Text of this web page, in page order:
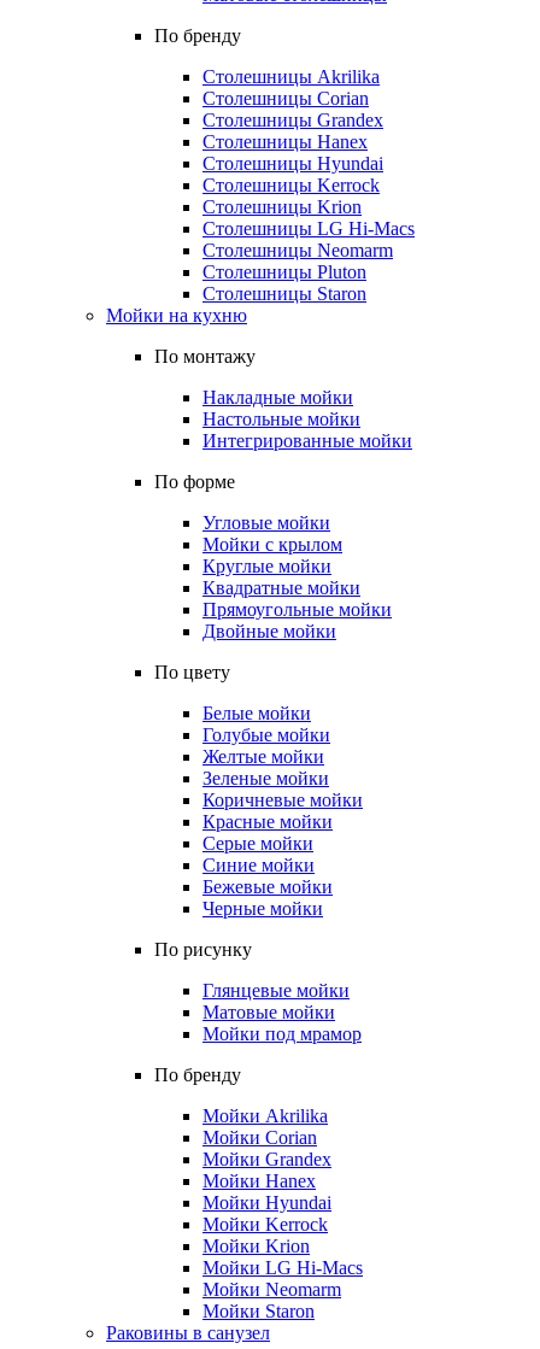
По бренду
Столешницы Akrilika
Столешницы Corian
Столешницы Grandex
Столешницы Hanex
Столешницы Hyundai
Столешницы Kerrock
Столешницы Krion
Столешницы LG Hi-Macs
Столешницы Neomarm
Столешницы Pluton
Столешницы Staron
Мойки на кухню
По монтажу
Накладные мойки
Настольные мойки
Интегрированные мойки
По форме
Угловые мойки
Мойки с крылом
Круглые мойки
Квадратные мойки
Прямоугольные мойки
Двойные мойки
По цвету
Белые мойки
Голубые мойки
Желтые мойки
Зеленые мойки
Коричневые мойки
Красные мойки
Серые мойки
Синие мойки
Бежевые мойки
Черные мойки
По рисунку
Глянцевые мойки
Матовые мойки
Мойки под мрамор
По бренду
Мойки Akrilika
Мойки Corian
Мойки Grandex
Мойки Hanex
Мойки Hyundai
Мойки Kerrock
Мойки Krion
Мойки LG Hi-Macs
Мойки Neomarm
Мойки Staron
Раковины в санузел